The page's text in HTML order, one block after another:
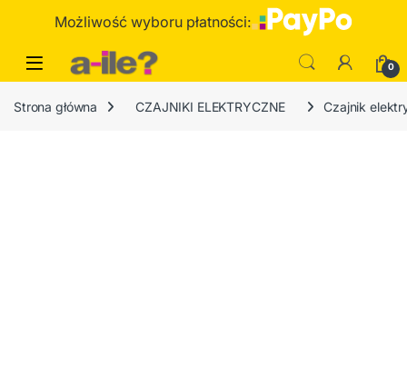
Możliwość wyboru płatności:
0
Strona główna CZAJNIKI ELEKTRYCZNE Czajnik